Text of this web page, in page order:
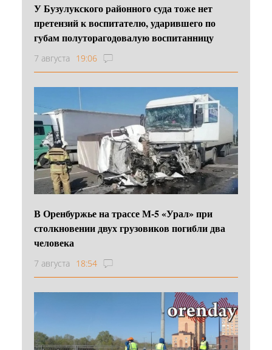
У Бузулукского районного суда тоже нет
претензий к воспитателю, ударившего по
губам полуторагодовалую воспитанницу
7 августа 19:06
В Оренбуржье на трассе М-5 «Урал» при
столкновении двух грузовиков погибли два
человека
7 августа 18:54